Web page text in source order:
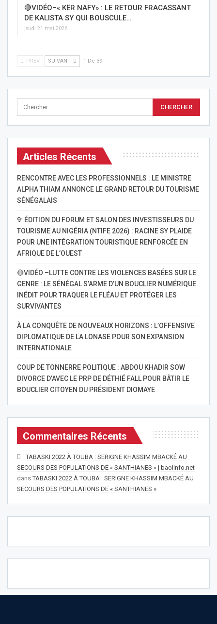
🔴VIDÉO–« KËR NAFY» : LE RETOUR FRACASSANT
DE KALISTA SY QUI BOUSCULE…
jeudi 21 mai 2026
PREV SUIVANT 1 De 39
Articles Récents
RENCONTRE AVEC LES PROFESSIONNELS : LE MINISTRE
ALPHA THIAM ANNONCE LE GRAND RETOUR DU TOURISME
SÉNÉGALAIS
9ᵉ ÉDITION DU FORUM ET SALON DES INVESTISSEURS DU
TOURISME AU NIGÉRIA (NTIFE 2026) : RACINE SY PLAIDE
POUR UNE INTÉGRATION TOURISTIQUE RENFORCÉE EN
AFRIQUE DE L’OUEST
🔴VIDÉO –LUTTE CONTRE LES VIOLENCES BASÉES SUR LE
GENRE : LE SÉNÉGAL S’ARME D’UN BOUCLIER NUMÉRIQUE
INÉDIT POUR TRAQUER LE FLÉAU ET PROTÉGER LES
SURVIVANTES
À LA CONQUÊTE DE NOUVEAUX HORIZONS : L’OFFENSIVE
DIPLOMATIQUE DE LA LONASE POUR SON EXPANSION
INTERNATIONALE
COUP DE TONNERRE POLITIQUE : ABDOU KHADIR SOW
DIVORCE D’AVEC LE PRP DE DÉTHIÉ FALL POUR BÂTIR LE
BOUCLIER CITOYEN DU PRÉSIDENT DIOMAYE
Commentaires Récents
TABASKI 2022 À TOUBA : SERIGNE KHASSIM MBACKÉ AU
SECOURS DES POPULATIONS DE « SANTHIANES » | baolinfo.net
dansTABASKI 2022 À TOUBA : SERIGNE KHASSIM MBACKÉ AU
SECOURS DES POPULATIONS DE « SANTHIANES »